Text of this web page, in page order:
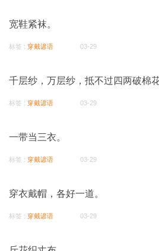
宽鞋紧袜。
标签 : 穿戴谚语 03-29
千层纱，万层纱，抵不过四两破棉花
标签 : 穿戴谚语 03-29
一带当三衣。
标签 : 穿戴谚语 03-29
穿衣戴帽，各好一道。
标签 : 穿戴谚语 03-29